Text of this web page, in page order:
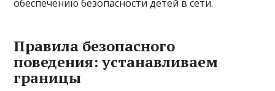
обеспечению безопасности детей в сети.
Правила безопасного
поведения: устанавливаем
границы